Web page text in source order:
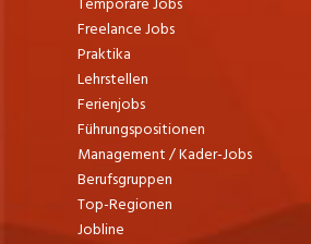
Freelance Jobs
Praktika
Lehrstellen
Ferienjobs
Führungspositionen
Management / Kader-Jobs
Berufsgruppen
Top-Regionen
Jobline